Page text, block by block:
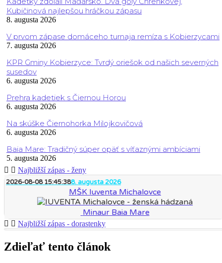
Kubičinová najlepšou hráčkou zápasu
8. augusta 2026
V prvom zápase domáceho turnaja remíza s Kobierzycami
7. augusta 2026
KPR Gminy Kobierzyce: Tvrdý oriešok od našich severných
susedov
6. augusta 2026
Prehra kadetiek s Čiernou Horou
6. augusta 2026
Na skúške Čiernohorka Milojkovičová
6. augusta 2026
Baia Mare: Tradičný súper opäť s víťaznými ambíciami
5. augusta 2026
Najbližší zápas - ženy
2026-08-08 15:45:388. augusta 2026
MŠK Iuventa Michalovce
Minaur Baia Mare
Najbližší zápas - dorastenky
Zdieľať tento článok